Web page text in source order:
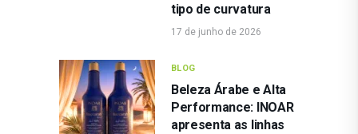
tipo de curvatura
17 de junho de 2026
BLOG
Beleza Árabe e Alta
Performance: INOAR
apresenta as linhas